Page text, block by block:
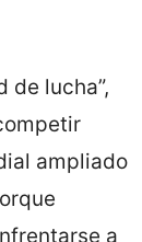
de lucha”,
ampliado
a